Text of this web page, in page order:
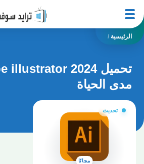
الرئيسية /
مدى الحياة
تحديث
مجانًا